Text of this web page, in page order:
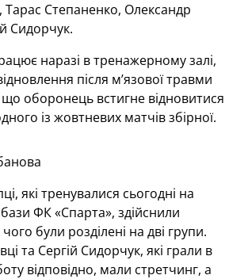
Степаненко, Олександр
Сидорчук.
наразі в тренажерному залі,
після м’язової травми
що оборонець встигне відновитися
із жовтневих матчів збірної.
які тренувалися сьогодні на
ФК «Спарта», здійснили
були розділені на дві групи.
та Сергій Сидорчук, які грали в
відповідно, мали стретчинг, а